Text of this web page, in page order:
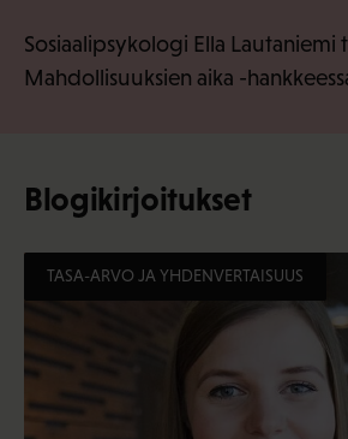
Sosiaalipsykologi Ella Lautaniemi
Mahdollisuuksien aika -
Blogikirjoitukset
TASA-ARVO JA YHDENVERTAISUUS